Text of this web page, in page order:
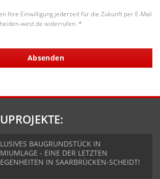
Ihre Einwilligung jederzeit für die Zukunft per E-Mail
west.de widerrufen. *
Absenden
BAUGRUNDSTÜCK IN
- EINE DER LETZTEN
IN SAARBRÜCKEN-SCHEIDT!